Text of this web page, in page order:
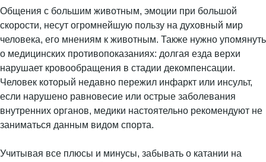
Общения с большим животным, эмоции при большой
скорости, несут огромнейшую пользу на духовный мир
человека, его мнениям к животным. Также нужно упомянуть
о медицинских противопоказаниях: долгая езда верхи
нарушает кровообращения в стадии декомпенсации.
Человек который недавно пережил инфаркт или инсульт,
если нарушено равновесие или острые заболевания
внутренних органов, медики настоятельно рекомендуют не
заниматься данным видом спорта.
Учитывая все плюсы и минусы, забывать о катании на